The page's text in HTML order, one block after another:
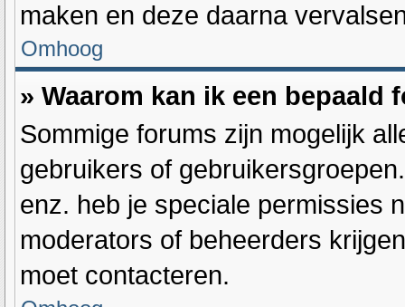
maken en deze daarna
Omhoog
» Waarom kan ik een bepaald
Sommige forums zijn mogelijk
gebruikers of
enz. heb je speciale permissies
moderators of beheerders
moet contacteren.